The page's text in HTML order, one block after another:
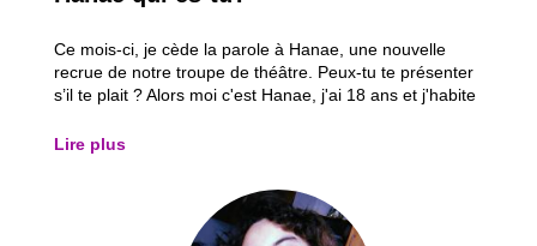
Ce mois-ci, je cède la parole à Hanae, une nouvelle
recrue de notre troupe de théâtre. Peux-tu te présenter
s’il te plait ? Alors moi c'est Hanae, j'ai 18 ans et j'habite
pour l’atelier théâtre et franchement je suis trop
Lire plus